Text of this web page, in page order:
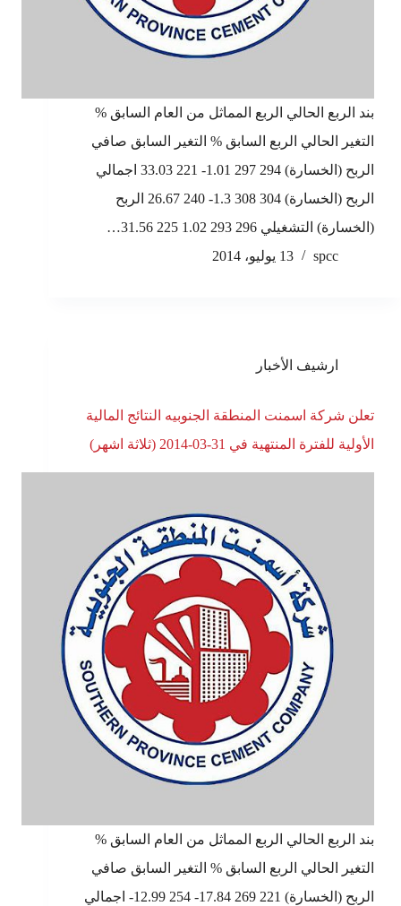
بند الربع الحالي الربع المماثل من العام السابق %
التغير الحالي الربع السابق % التغير السابق صافي
الربح (الخسارة) 294 297 1.01- 221 33.03 اجمالي
الربح (الخسارة) 304 308 1.3- 240 26.67 الربح
(الخسارة) التشغيلي 296 293 1.02 225 31.56…
spcc
13 يوليو، 2014
ارشيف الأخبار
تعلن شركة اسمنت المنطقة الجنوبيه النتائج المالية
الأولية للفترة المنتهية في 31-03-2014 (ثلاثة اشهر)
بند الربع الحالي الربع المماثل من العام السابق %
التغير الحالي الربع السابق % التغير السابق صافي
الربح (الخسارة) 221 269 17.84- 254 12.99- اجمالي